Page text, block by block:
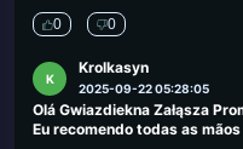
0 0
K
Krolkasyn
2025-09-22 05:28:05
Olá Gwiazdiekna Załąsza
Eu recomendo todas as mãos